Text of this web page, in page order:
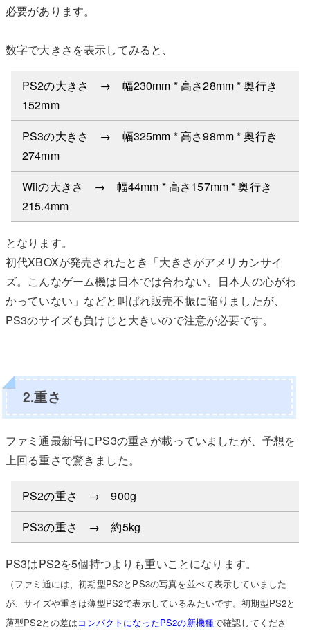
必要があります。
数字で大きさを表示してみると、
PS2の大きさ → 幅230mm * 高さ28mm * 奥行き
152mm
PS3の大きさ → 幅325mm * 高さ98mm * 奥行き
274mm
Wiiの大きさ → 幅44mm * 高さ157mm * 奥行き
215.4mm
となります。
初代XBOXが発売されたとき「大きさがアメリカンサイ
ズ。こんなゲーム機は日本では合わない。日本人の心がわ
かっていない」などと叫ばれ販売不振に陥りましたが、
PS3のサイズも負けじと大きいので注意が必要です。
2.重さ
ファミ通最新号にPS3の重さが載っていましたが、予想を
上回る重さで驚きました。
PS2の重さ → 900g
PS3の重さ → 約5kg
PS3はPS2を5個持つよりも重いことになります。
（ファミ通には、初期型PS2とPS3の写真を並べて表示していました
が、サイズや重さは薄型PS2で表示しているみたいです。初期型PS2と
薄型PS2との差はコンパクトになったPS2の新機種で確認してくださ